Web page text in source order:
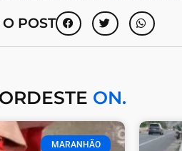
POST
ON.
MARANHÃO